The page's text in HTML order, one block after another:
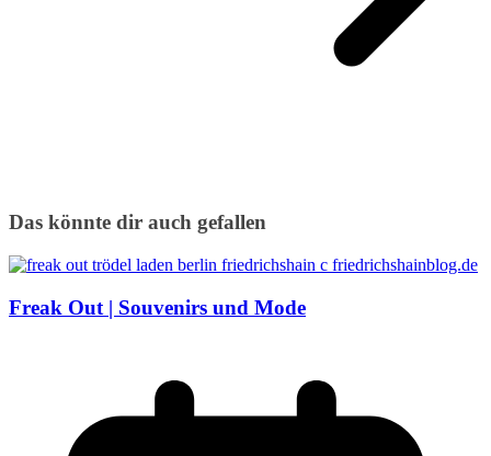
Das könnte dir auch gefallen
Freak Out | Souvenirs und Mode